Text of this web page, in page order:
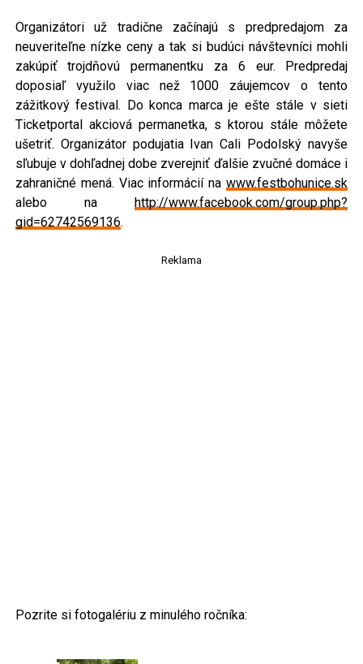
Organizátori už tradične začínajú s predpredajom za
neuveriteľne nízke ceny a tak si budúci návštevníci mohli
zakúpiť trojdňovú permanentku za 6 eur. Predpredaj
doposiaľ využilo viac než 1000 záujemcov o tento
zážitkový festival. Do konca marca je ešte stále v sieti
Ticketportal akciová permanetka, s ktorou stále môžete
ušetriť. Organizátor podujatia Ivan Cali Podolský navyše
sľubuje v dohľadnej dobe zverejniť ďalšie zvučné domáce i
zahraničné mená. Viac informácií nawww.festbohunice.sk
alebo nahttp://www.facebook.com/group.php?
gid=62742569136.
Reklama
Pozrite si fotogalériu z minulého ročníka: